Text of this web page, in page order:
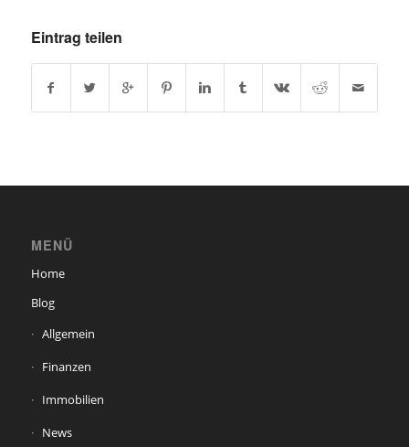
Eintrag teilen
MENÜ
Home
Blog
Allgemein
Finanzen
Immobilien
News